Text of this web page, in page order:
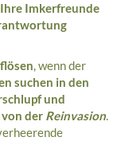
Ihre Imkerfreunde
, wenn der
suchen in den
und
der Reinvasion.